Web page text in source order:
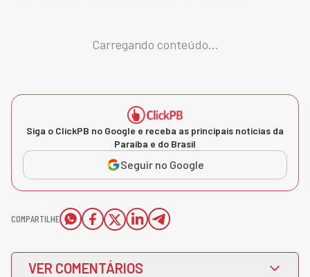
Carregando conteúdo...
Siga o ClickPB no Google e receba as principais notícias da
Paraíba e do Brasil
Seguir no Google
COMPARTILHE
VER COMENTÁRIOS